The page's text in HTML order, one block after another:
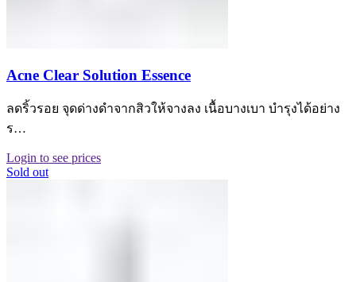
Acne Clear Solution Essence
ลดริ้วรอย จุดด่างดำจากสิวให้จางลง เนื้อบางเบา บำรุงได้อย่าง
ร…
Login to see prices
Sold out